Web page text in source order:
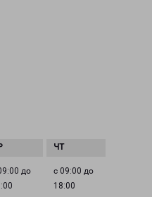
до
с 09:00 до
18:00